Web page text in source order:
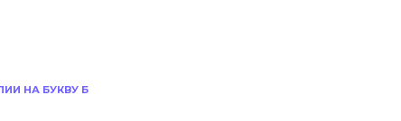
НА БУКВУ Б